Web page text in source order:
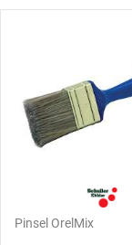
Pinsel OrelMix